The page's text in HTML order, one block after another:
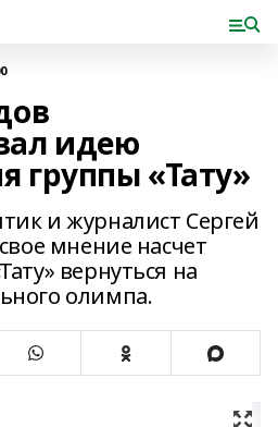
идею
группы «Тату»
и журналист Сергей
мнение насчет
вернуться на
олимпа.